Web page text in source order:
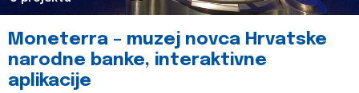
Moneterra – muzej novca Hrvatske
narodne banke, interaktivne
aplikacije